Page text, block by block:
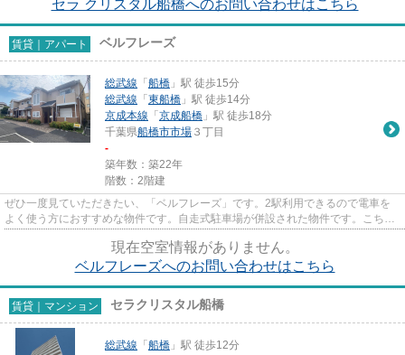
セラ クリスタル船橋へのお問い合わせはこちら
賃貸｜アパート ベルフレーズ
総武線 「 船橋 」駅 徒歩15分
総武線 「 東船橋 」駅 徒歩14分
京成本線 「 京成船橋 」駅 徒歩18分
千葉県船橋市市場 ３丁目
-
築年数：築22年
階数：2階建
ぜひ一度見ていただきたい、「ベルフレーズ」です。2駅利用できるので電車を
よく使う方におすすめな物件です。自走式駐車場が併設された物件です。こちら
現在空室情報がありません。
ベルフレーズへのお問い合わせはこちら
賃貸｜マンション セラクリスタル船橋
総武線 「 船橋 」駅 徒歩12分